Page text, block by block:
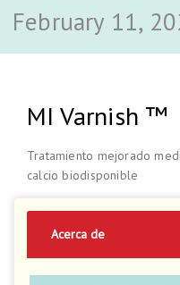
February 11,
MI Varnish ™
Tratamiento mejorado
calcio biodisponible
Acerca de